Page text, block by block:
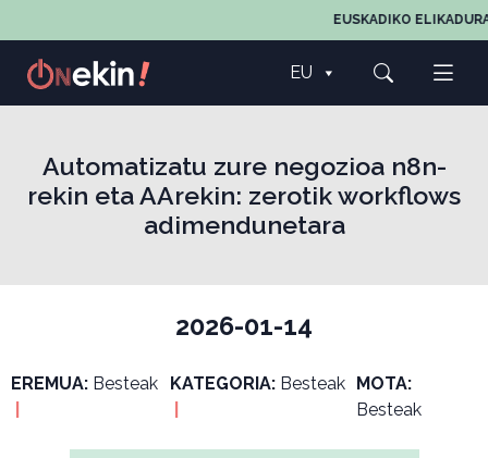
EUSKADIKO
EU
Automatizatu zure negozioa n8n-
rekin eta AArekin: zerotik workflows
adimendunetara
2026-01-14
EREMUA: Besteak
KATEGORIA: Besteak MOTA:
Besteak